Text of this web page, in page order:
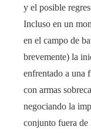
y el posible
Incluso en un
en el campo de
brevemente) la
enfrentado a una
con armas
negociando la
conjunto fuera de